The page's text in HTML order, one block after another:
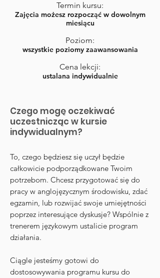
Termin kursu:
Zajęcia możesz rozpocząć w dowolnym
miesiącu
Poziom:
wszystkie poziomy zaawansowania
Cena lekcji:
ustalana indywidualnie
Czego mogę oczekiwać
uczestnicząc w kursie
indywidualnym?
To, czego będziesz się uczył będzie
całkowicie podporządkowane Twoim
potrzebom. Chcesz przygotować się do
pracy w anglojęzycznym środowisku, zdać
egzamin, lub rozwijać swoje umiejętności
poprzez interesujące dyskusje? Wspólnie z
trenerem językowym ustalicie program
działania.
Ciągle jesteśmy gotowi do
dostosowywania programu kursu do